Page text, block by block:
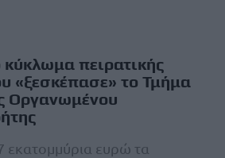
πειρατικής
«ξεσκέπασε» το Τμήμα
Οργανωμένου
εκατομμύρια ευρώ τα